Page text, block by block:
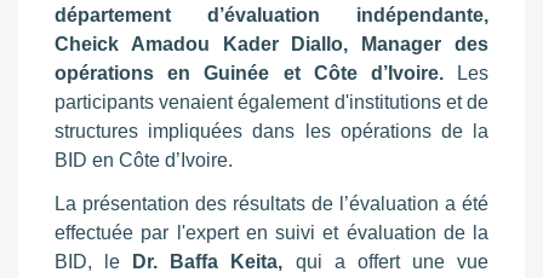
département d’évaluation indépendante,
Cheick Amadou Kader Diallo, Manager des
opérations en Guinée et Côte d’Ivoire.Les
participants venaient également d'institutions et de
structures impliquées dans les opérations de la
BID en Côte d’Ivoire.
La présentation des résultats de l’évaluation a été
effectuée par l'expert en suivi et évaluation de la
BID, le
Dr. Baffa Keita, qui a offert une vue